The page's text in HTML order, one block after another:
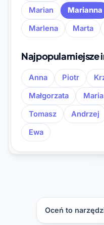
Marian Marianna
Marlena
Marta
Najpopularniejsze
Anna Piotr
Małgorzata
Maria
Tomasz
Andrzej
Ewa
Oceń to